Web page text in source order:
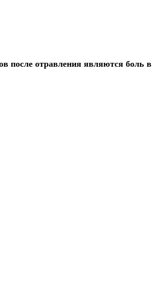
после отравления являются боль в